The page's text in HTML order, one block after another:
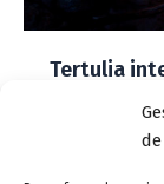
Tertulia
Colectivo
La Letra i